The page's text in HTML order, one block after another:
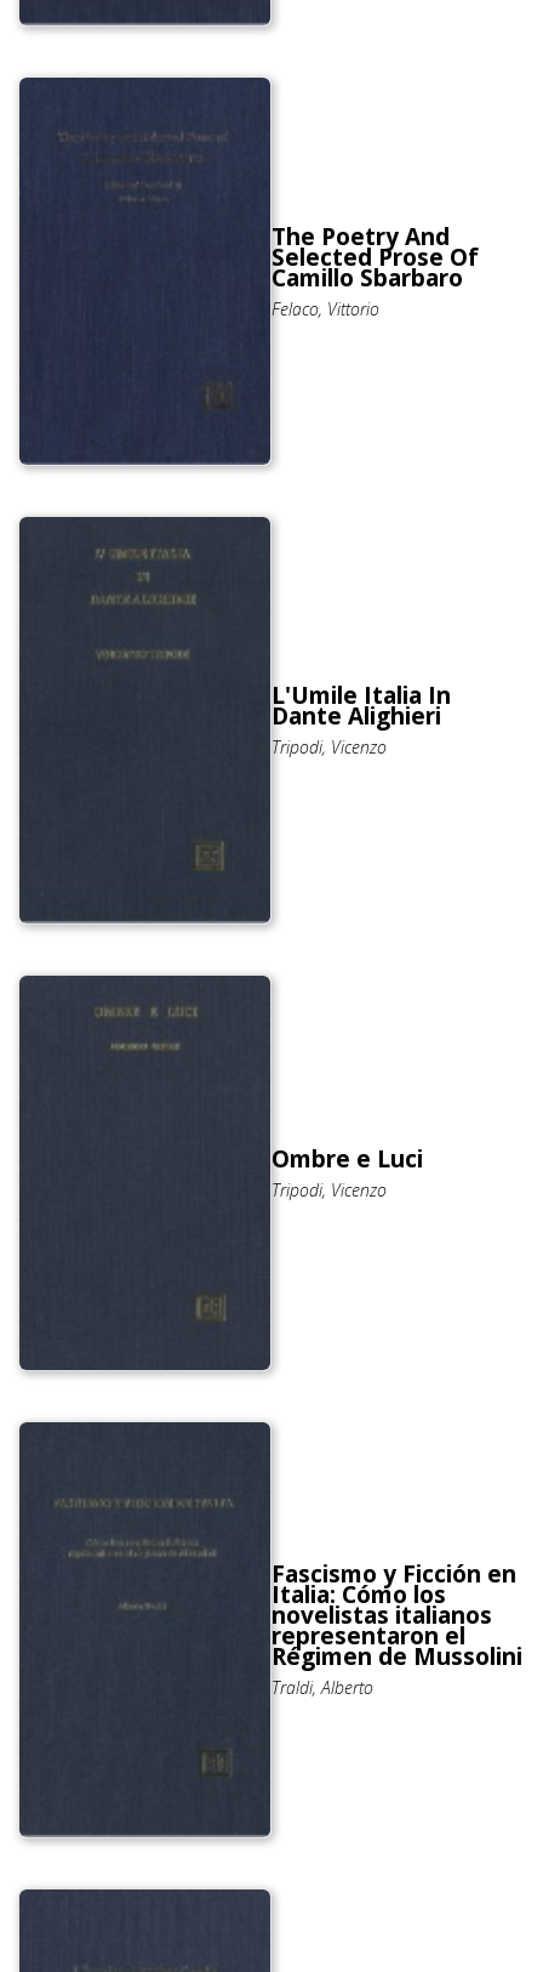
The Poetry And
Selected Prose Of
Camillo Sbarbaro
Felaco, Vittorio
L'Umile Italia In
Dante Alighieri
Tripodi, Vicenzo
Ombre e Luci
Tripodi, Vicenzo
Fascismo y Ficción en
Italia: Cómo los
novelistas italianos
representaron el
Régimen de Mussolini
Traldi, Alberto